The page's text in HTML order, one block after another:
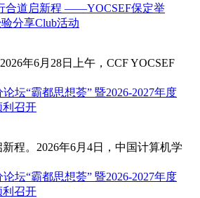
合道启新程 ——YOCSEF保定举
分享Club活动
年6月28日上午，CCF YOCSEF
坛“霸都思想荟” 暨2026-2027年度
利召开
程。2026年6月4日，中国计算机学
坛“霸都思想荟” 暨2026-2027年度
利召开